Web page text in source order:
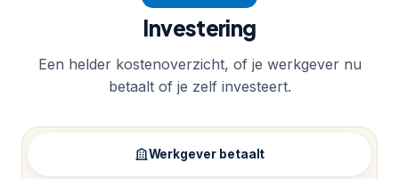
Investering
Een helder kostenoverzicht, of je werkgever nu
betaalt of je zelf investeert.
Werkgever betaalt